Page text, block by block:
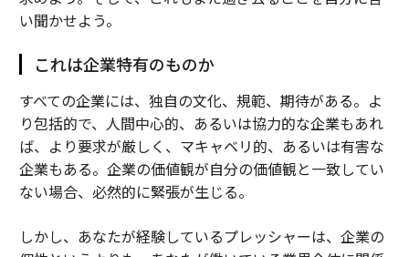
い聞かせよう。
これは企業特有のものか
すべての企業には、独自の文化、規範、期待がある。よ
り包括的で、人間中心的、あるいは協力的な企業もあれ
ば、より要求が厳しく、マキャベリ的、あるいは有害な
企業もある。企業の価値観が自分の価値観と一致してい
ない場合、必然的に緊張が生じる。
しかし、あなたが経験しているプレッシャーは、企業の